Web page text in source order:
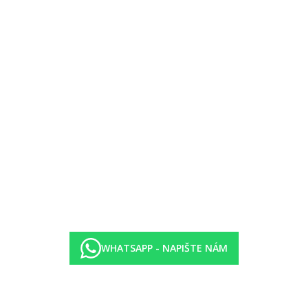
WHATSAPP - NAPIŠTE NÁM